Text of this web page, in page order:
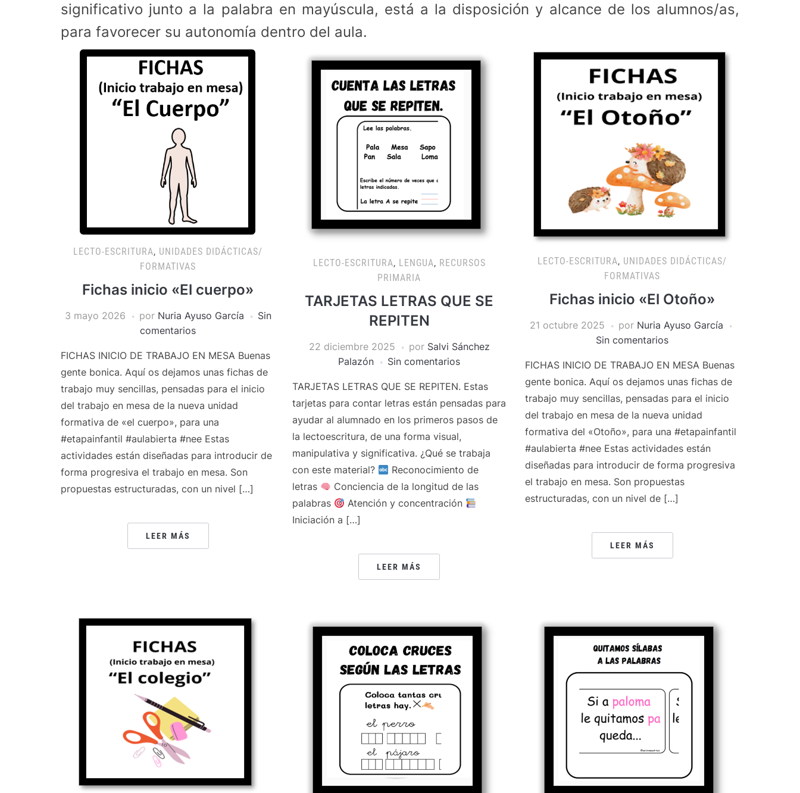
significativo junto a la palabra en mayúscula, está a la disposición y alcance de los alumnos/as,
para favorecer su autonomía dentro del aula.
LECTO-ESCRITURA, UNIDADES DIDÁCTICAS/
FORMATIVAS
Fichas inicio «El cuerpo»
3 mayo 2026 por Nuria Ayuso García
Sin
comentarios
FICHAS INICIO DE TRABAJO EN MESA Buenas
gente bonica. Aquí os dejamos unas fichas de
trabajo muy sencillas, pensadas para el inicio
del trabajo en mesa de la nueva unidad
formativa de «el cuerpo», para una
#etapainfantil #aulabierta #nee Estas
actividades están diseñadas para introducir de
forma progresiva el trabajo en mesa. Son
propuestas estructuradas, con un nivel […]
LEER MÁS
LECTO-ESCRITURA, LENGUA, RECURSOS
PRIMARIA
TARJETAS LETRAS QUE SE
REPITEN
22 diciembre 2025 por Salvi Sánchez
Palazón
Sin comentarios
TARJETAS LETRAS QUE SE REPITEN. Estas
tarjetas para contar letras están pensadas para
ayudar al alumnado en los primeros pasos de
la lectoescritura, de una forma visual,
manipulativa y significativa. ¿Qué se trabaja
con este material?
Reconocimiento de
letras
Conciencia de la longitud de las
palabras
Atención y concentración
Iniciación a […]
LEER MÁS
LECTO-ESCRITURA, UNIDADES DIDÁCTICAS/
FORMATIVAS
Fichas inicio «El Otoño»
21 octubre 2025 por Nuria Ayuso García
Sin comentarios
FICHAS INICIO DE TRABAJO EN MESA Buenas
gente bonica. Aquí os dejamos unas fichas de
trabajo muy sencillas, pensadas para el inicio
del trabajo en mesa de la nueva unidad
formativa del «Otoño», para una #etapainfantil
#aulabierta #nee Estas actividades están
diseñadas para introducir de forma progresiva
el trabajo en mesa. Son propuestas
estructuradas, con un nivel de […]
LEER MÁS